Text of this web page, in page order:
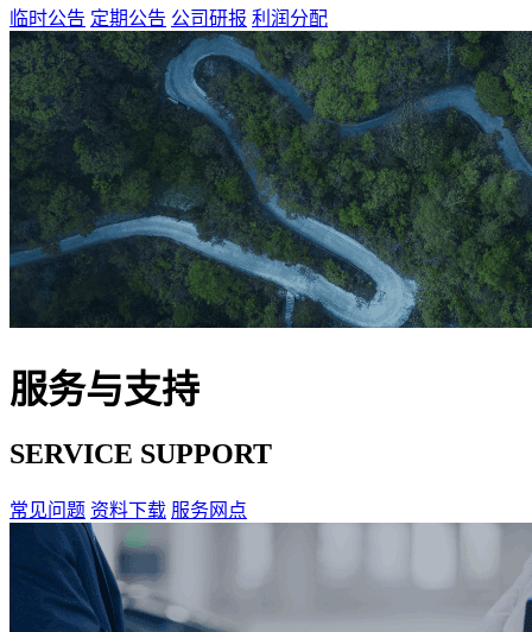
临时公告 定期公告 公司研报 利润分配
服务与支持
SERVICE SUPPORT
常见问题 资料下载 服务网点